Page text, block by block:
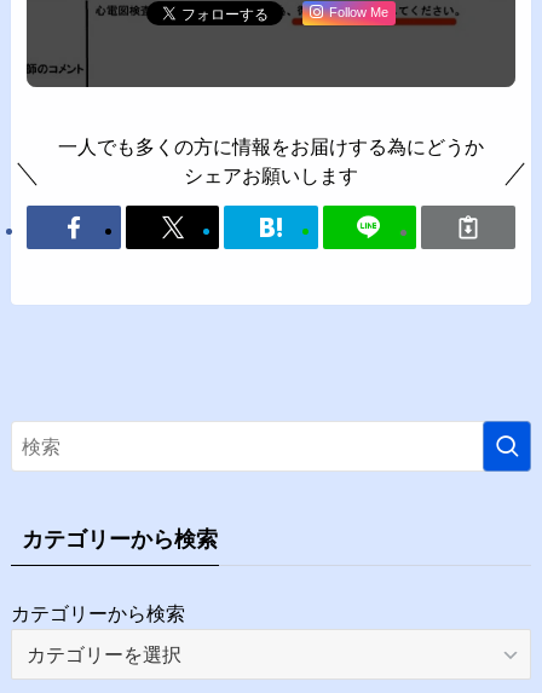
Follow Me
一人でも多くの方に情報をお届けする為にどうか
シェアお願いします
カテゴリーから検索
カテゴリーから検索